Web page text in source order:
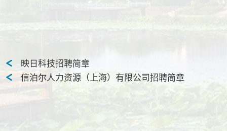
映日科技招聘简章
信泊尔人力资源（上海）有限公司招聘简章